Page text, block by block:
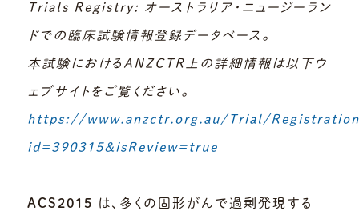
Trials Registry: オーストラリア・ニュージーラン
ドでの臨床試験情報登録データベース。
本試験におけるANZCTR上の詳細情報は以下ウ
ェブサイトをご覧ください。
https://www.anzctr.org.au/Trial/
id=390315&isReview=true
ACS2015 は、多くの固形がんで過剰発現する